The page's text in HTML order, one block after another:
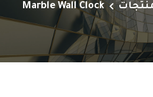
Marble Wall Clock